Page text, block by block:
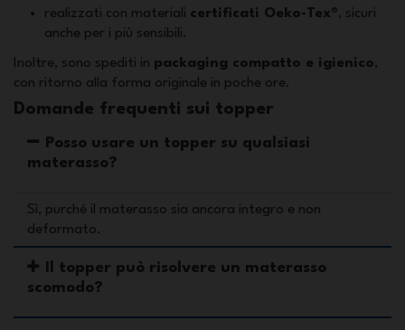
realizzati con materiali certificati Oeko-Tex®, sicuri
anche per i più sensibili.
Inoltre, sono spediti in packaging compatto e igienico,
con ritorno alla forma originale in poche ore.
Domande frequenti sui topper
Posso usare un topper su qualsiasi
materasso?
Sì, purché il materasso sia ancora integro e non
deformato.
Il topper può risolvere un materasso
scomodo?